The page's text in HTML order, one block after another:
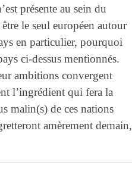
présente au sein du
le seul européen autour
en particulier, pourquoi
ci-dessus mentionnés.
ambitions convergent
l’ingrédient qui fera la
malin(s) de ces nations
amèrement demain,